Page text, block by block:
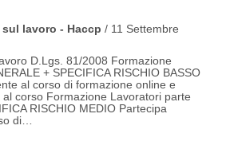
sul lavoro - Haccp / 11 Settembre
D.Lgs. 81/2008 Formazione
+ SPECIFICA RISCHIO BASSO
al corso di formazione online e
al corso Formazione Lavoratori parte
RISCHIO MEDIO Partecipa
di…